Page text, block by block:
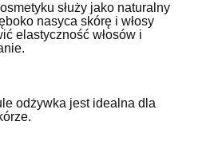
służy jako naturalny
nasyca skórę i włosy
elastyczność włosów i
odżywka jest idealna dla